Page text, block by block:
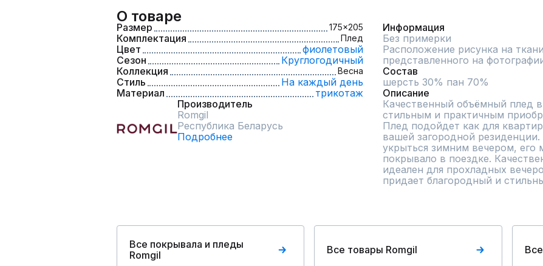
О товаре
Размер 175x205
Комплектация Плед
Цвет
фиолетовый
Сезон
Круглогодичный
Коллекция
Весна
Стиль
На каждый день
Материал
трикотаж
Производитель
Romgil
Республика Беларусь
Подробнее
Информация
Без примерки
Расположение рисунка на
представленного на
Состав
шерсть 30% пан 70%
Описание
Качественный объёмный плед
стильным и практичным
Плед подойдет как для
вашей загородной
укрыться зимним вечером, его
покрывало в поездке.
идеален для прохладных
придает благородный и
Все покрывала и пледы
Romgil
Все товары Romgil